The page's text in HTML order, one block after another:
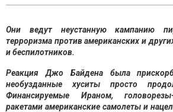
Они ведут неустанную кампанию
терроризма против американских и
и беспилотников.
Реакция Джо Байдена была
необузданные хуситы просто
Финансируемые Ираном,
ракетами американские самолеты и